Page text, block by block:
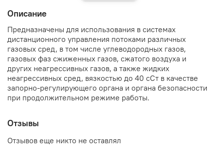
Описание
Предназначены для использования в системах
дистанционного управления потоками различных
газовых сред, в том числе углеводородных газов,
газовых фаз сжиженных газов, сжатого воздуха и
других неагрессивных газов, а также жидких
неагрессивных сред, вязкостью до 40 сСт в качестве
запорно-регулирующего органа и органа безопасности
при продолжительном режиме работы.
Отзывы
Отзывов еще никто не оставлял